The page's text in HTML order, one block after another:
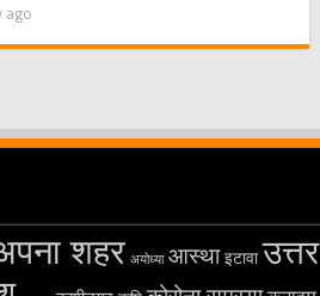
ago
शहर अयोध्या आस्था इटावा उत्तर